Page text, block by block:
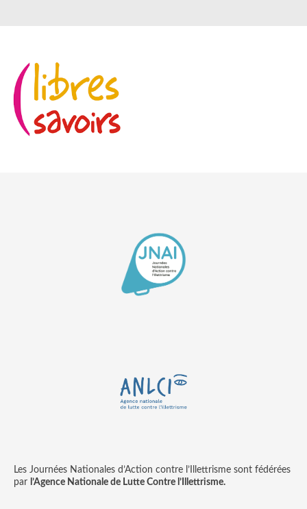
Les Journées Nationales d’Action contre l’Illettrisme sont fédérées
par l’Agence Nationale de Lutte Contre l’Illettrisme.